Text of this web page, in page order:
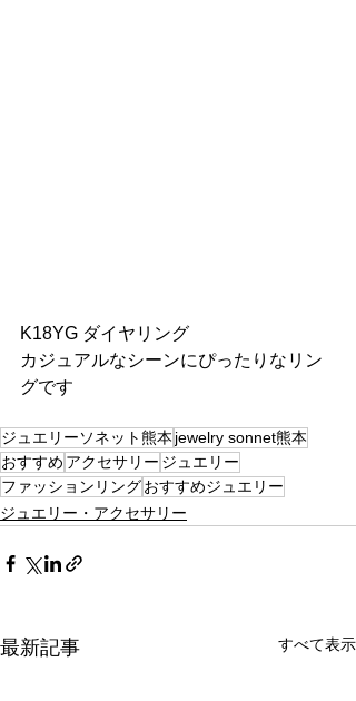
K18YG ダイヤリング
カジュアルなシーンにぴったりなリン
グです
ジュエリーソネット熊本 jewelry sonnet熊本
おすすめ アクセサリー ジュエリー
ファッションリングおすすめジュエリー
ジュエリー・アクセサリー
最新記事 すべて表示